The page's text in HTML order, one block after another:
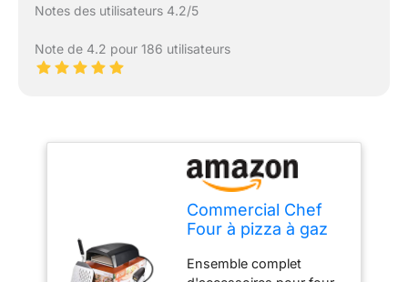
Notes des utilisateurs 4.2/5
Note de 4.2 pour 186 utilisateurs
Commercial Chef
Four à pizza à gaz
à pizza portable au
Ensemble complet